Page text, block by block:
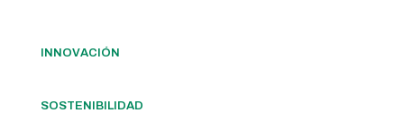
INNOVACIÓN
SOSTENIBILIDAD